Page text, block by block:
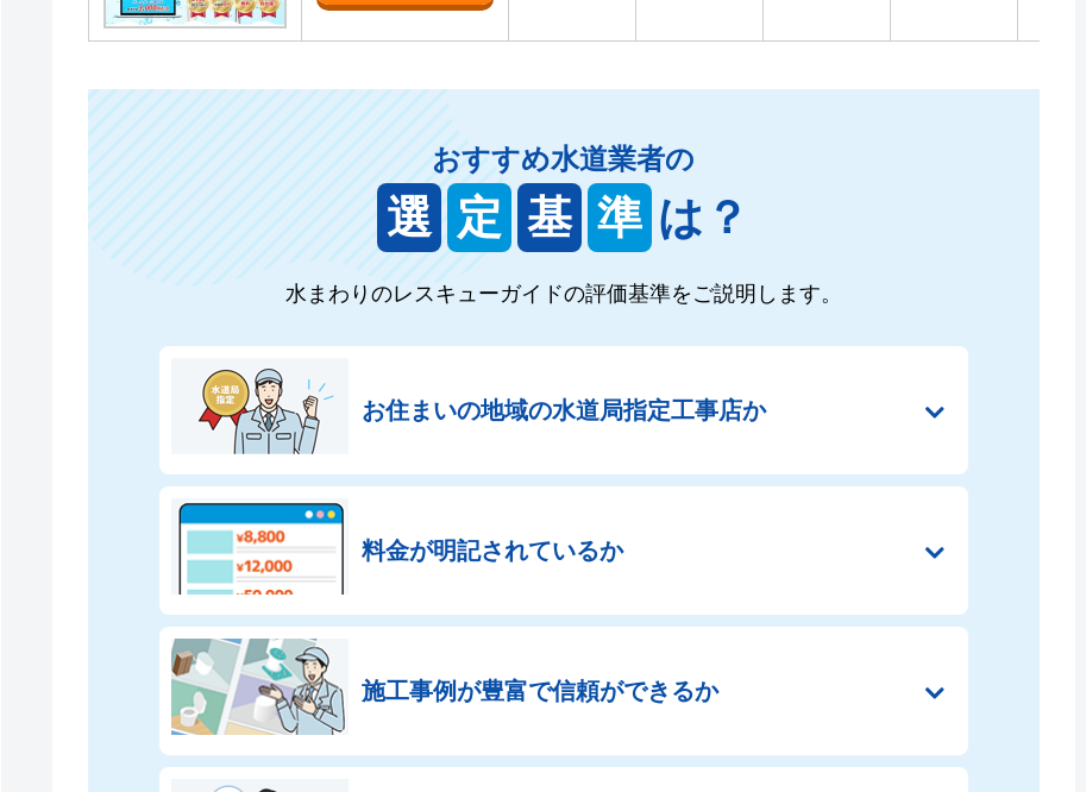
おすすめ水道業者の
選 定 基 準 は？
水まわりのレスキューガイドの評価基準をご説明します。
お住まいの地域の水道局指定工事店か
料金が明記されているか
施工事例が豊富で信頼ができるか